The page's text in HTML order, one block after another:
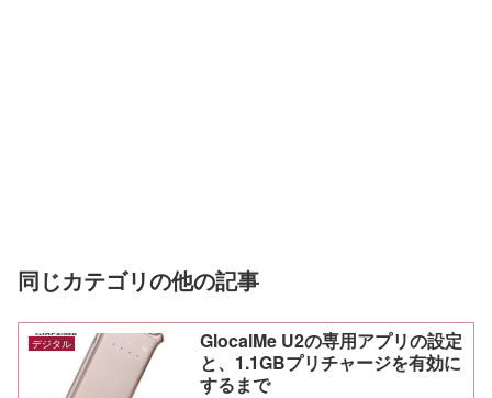
同じカテゴリの他の記事
デジタル
GlocalMe U2の専用アプリの設定
と、1.1GBプリチャージを有効に
するまで